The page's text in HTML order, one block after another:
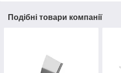
Подібні товари компанії